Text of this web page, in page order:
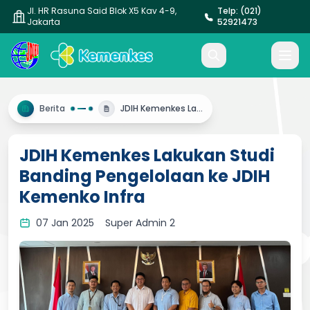
Jl. HR Rasuna Said Blok X5 Kav 4-9,
Jakarta
Telp: (021)
52921473
Berita JDIH Kemenkes Lakukan Studi Banding Pengelolaan ke JDIH Kemenko Infra
JDIH Kemenkes Lakukan Studi
Banding Pengelolaan ke JDIH
Kemenko Infra
07 Jan 2025 Super Admin 2